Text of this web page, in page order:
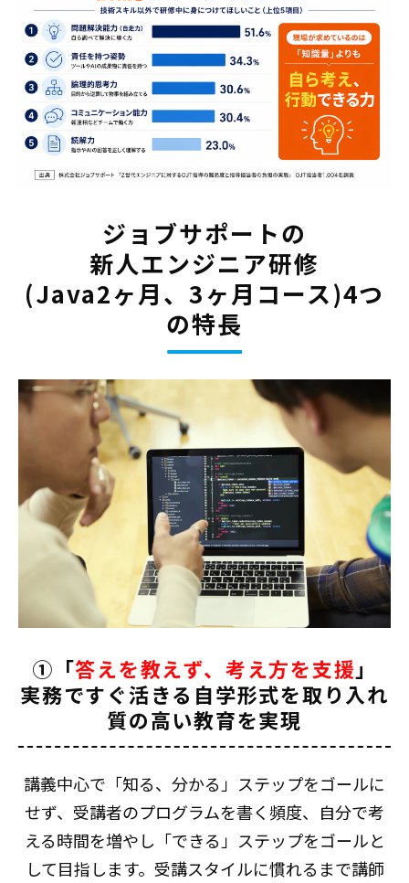
ジョブサポートの
新人エンジニア研修
(Java2ヶ月、3ヶ月コース)4つ
の特長
①「答えを教えず、考え方を支援 」
実務ですぐ活きる自学形式を取り入れ
質の高い教育を実現
講義中心で「知る、分かる」ステップをゴールに
せず、受講者のプログラムを書く頻度、自分で考
える時間を増やし「できる」ステップをゴールと
して目指します。受講スタイルに慣れるまで講師